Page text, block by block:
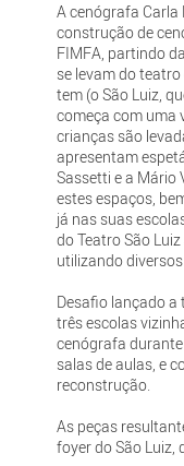
A cenógrafa
construção de
FIMFA, partindo
se levam do
tem (o São Luiz,
começa com uma
crianças são
apresentam
Sassetti e a Mário
estes espaços,
já nas suas
do Teatro São
utilizando
Desafio lançado a
três escolas
cenógrafa
salas de aulas, e
reconstrução.
As peças
foyer do São Luiz,